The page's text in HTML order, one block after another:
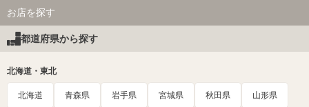
お店を探す
都道府県から探す
北海道・東北
北海道 青森県 岩手県 宮城県 秋田県 山形県